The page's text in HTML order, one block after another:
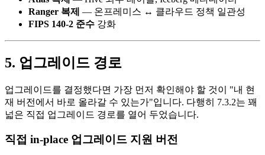
Ranger 복제 — 온프레미스 ↔ 클라우드 정책 일관성
FIPS 140-2 준수 강화
5. 업그레이드 경로
업그레이드를 결정했다면 가장 먼저 확인해야 할 것이 "내 현
재 버전에서 바로 올라갈 수 있는가"입니다. 다행히 7.3.2는 꽤
넓은 직접 업그레이드 경로를 열어 두었습니다.
직접 in-place 업그레이드 지원 버전